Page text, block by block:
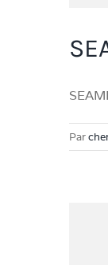
Par